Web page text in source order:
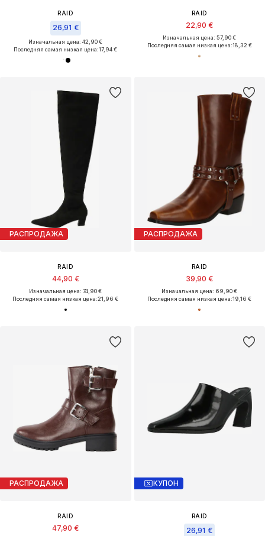
RAID
26,91 €
Изначальная цена: 42,90 €
Последняя самая низкая цена:17,94 €
RAID
22,90 €
Изначальная цена: 57,90 €
Последняя самая низкая цена:18,32 €
РАСПРОДАЖА
RAID
44,90 €
Изначальная цена: 74,90 €
Последняя самая низкая цена:21,96 €
РАСПРОДАЖА
RAID
39,90 €
Изначальная цена: 69,90 €
Последняя самая низкая цена:19,16 €
РАСПРОДАЖА
RAID
47,90 €
КУПОН
RAID
26,91 €